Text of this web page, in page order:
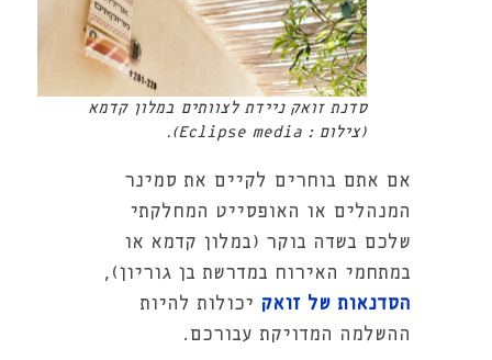
סדנת זואק ניידת לצוותים במלון קדמא
(צילום : Eclipse media).
אם אתם בוחרים לקיים את סמינר
המנהלים או האופסייט המחלקתי
שלכם בשדה בוקר (במלון קדמא או
במתחמי האירוח במדרשת בן גוריון),
הסדנאות של זואק יכולות להיות
ההשלמה המדויקת עבורכם.